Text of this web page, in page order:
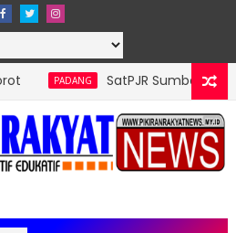
SatPJR Sumbar 4 Sapa Masyarakat